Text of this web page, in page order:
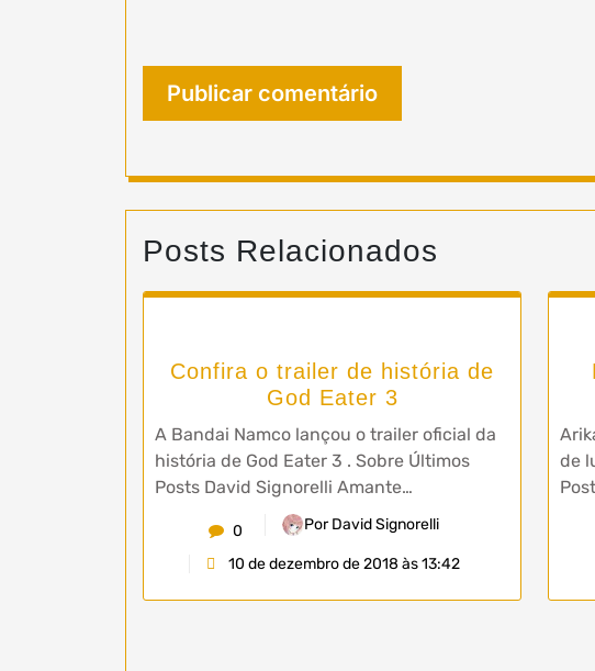
Posts Relacionados
Confira o trailer de história de
God Eater 3
A Bandai Namco lançou o trailer oficial da
história de God Eater 3 . Sobre Últimos
Posts David Signorelli Amante…
0 Por David Signorelli
10 de dezembro de 2018 às 13:42
de